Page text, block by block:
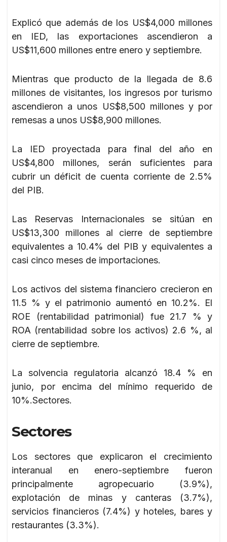
Explicó que además de los US$4,000 millones
en IED, las exportaciones ascendieron a
US$11,600 millones entre enero y septiembre.
Mientras que producto de la llegada de 8.6
millones de visitantes, los ingresos por turismo
ascendieron a unos US$8,500 millones y por
remesas a unos US$8,900 millones.
La IED proyectada para final del año en
US$4,800 millones, serán suficientes para
cubrir un déficit de cuenta corriente de 2.5%
del PIB.
Las Reservas Internacionales se sitúan en
US$13,300 millones al cierre de septiembre
equivalentes a 10.4% del PIB y equivalentes a
casi cinco meses de importaciones.
Los activos del sistema financiero crecieron en
11.5 % y el patrimonio aumentó en 10.2%. El
ROE (rentabilidad patrimonial) fue 21.7 % y
ROA (rentabilidad sobre los activos) 2.6 %, al
cierre de septiembre.
La solvencia regulatoria alcanzó 18.4 % en
junio, por encima del mínimo requerido de
10%.Sectores.
Sectores
Los sectores que explicaron el crecimiento
interanual en enero-septiembre fueron
principalmente agropecuario (3.9%),
explotación de minas y canteras (3.7%),
servicios financieros (7.4%) y hoteles, bares y
restaurantes (3.3%).